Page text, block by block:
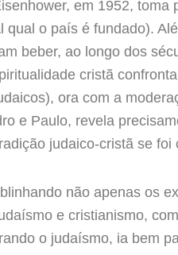
em 1952, toma
o país é fundado).
beber, ao longo dos
cristã
ora com a
e Paulo, revela
judaico-cristã se foi
não apenas os
e cristianismo,
o judaísmo, ia bem